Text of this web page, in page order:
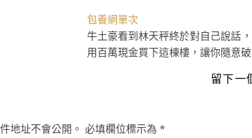
包養網單次
牛土豪看到林天秤終於對自己說話
用百萬現金買下這棟樓，讓你隨意破
留下一
地址不會公開。 必填欄位標示為 *